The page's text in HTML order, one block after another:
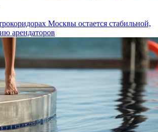
Москвы остается стабильной,
арендаторов